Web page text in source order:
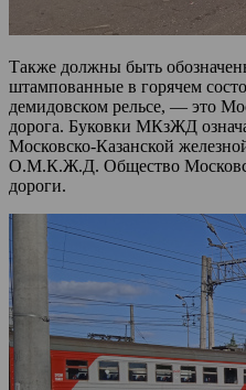
Также должны быть
штампованные в горячем
демидовском рельсе, — это
дорога. Буковки МКзЖД
Московско-Казанской
О.М.К.Ж.Д. Общество
дороги.